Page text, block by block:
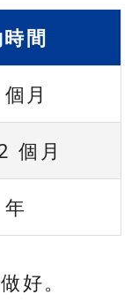
間
月
個月
好。